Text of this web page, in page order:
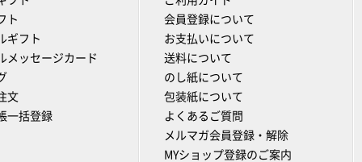
ト
ギフト
メッセージカード
文
一括登録
会員登録について
お支払いについて
送料について
のし紙について
包装紙について
よくあるご質問
メルマガ会員登録・解除
MYショップ登録のご案内